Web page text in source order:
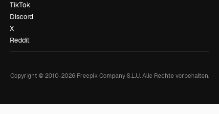
TikTok
Discord
X
Reddit
Copyright © 2010-2026Freepik Company S.L.U. Alle Rechte vorbehalten.